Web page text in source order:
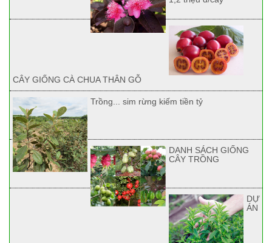
CÂY GIỐNG CÀ CHUA THÂN GỖ
Trồng... sim rừng kiếm tiền tỷ
DANH SÁCH GIỐNG
CÂY TRỒNG
DỰ
ÁN